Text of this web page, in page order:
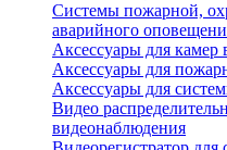
Системы пожарной,
аварийного
Аксессуары для камер
Аксессуары для
Аксессуары для
Видео
видеонаблюдения